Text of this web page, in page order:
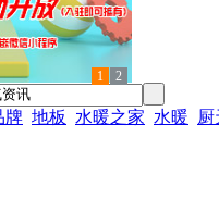
1 2
牌 地板 水暖之家 水暖